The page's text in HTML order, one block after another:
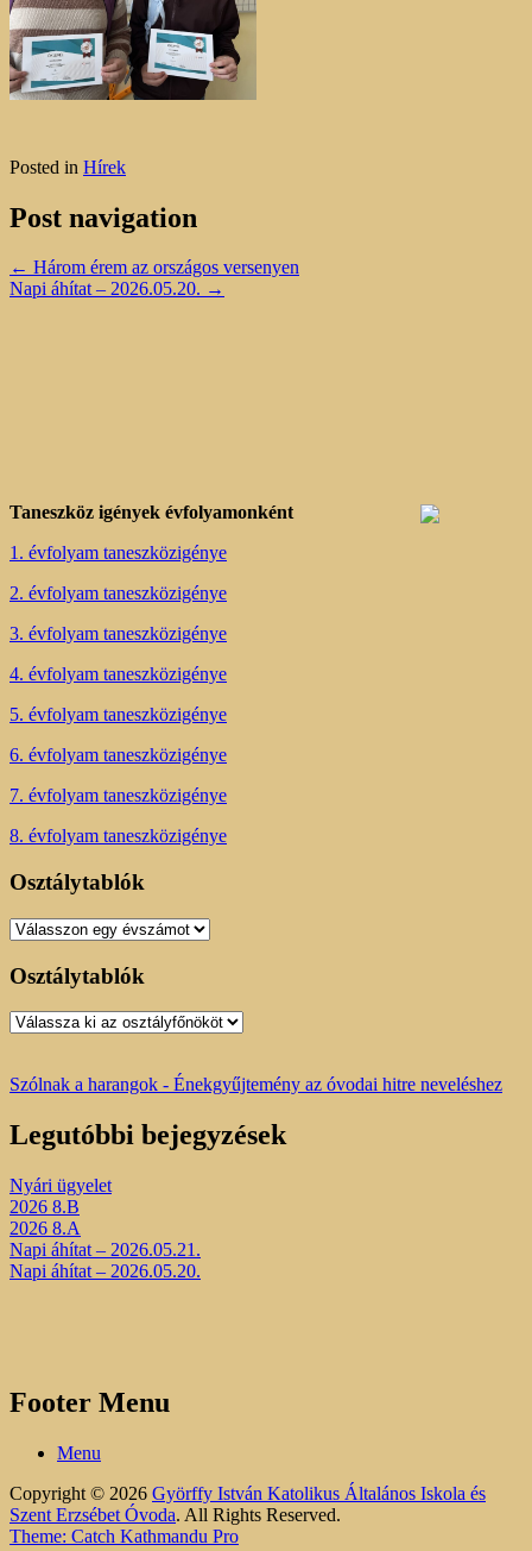
Posted in Hírek
Post navigation
← Három érem az országos versenyen
Napi áhítat – 2026.05.20. →
Taneszköz igények évfolyamonként
1. évfolyam taneszközigénye
2. évfolyam taneszközigénye
3. évfolyam taneszközigénye
4. évfolyam taneszközigénye
5. évfolyam taneszközigénye
6. évfolyam taneszközigénye
7. évfolyam taneszközigénye
8. évfolyam taneszközigénye
Osztálytablók
Osztálytablók
Osztálytablók
Osztálytablók
Szólnak a harangok - Énekgyűjtemény az óvodai hitre neveléshez
Legutóbbi bejegyzések
Nyári ügyelet
2026 8.B
2026 8.A
Napi áhítat – 2026.05.21.
Napi áhítat – 2026.05.20.
Footer Menu
Menu
Copyright © 2026 Györffy István Katolikus Általános Iskola és
Szent Erzsébet Óvoda. All Rights Reserved.
Theme: Catch Kathmandu Pro